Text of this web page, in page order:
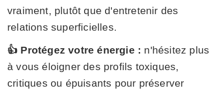
vraiment, plutôt que d'entretenir des
relations superficielles.
👍 Protégez votre énergie : n'hésitez plus
à vous éloigner des profils toxiques,
critiques ou épuisants pour préserver